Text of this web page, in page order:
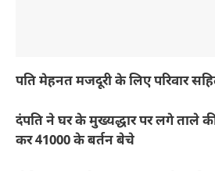
पति मेहनत मजदूरी के लिए परिवार
दंपति ने घर के मुख्यद्धार पर लगे ताले
कर 41000 के बर्तन बेचे